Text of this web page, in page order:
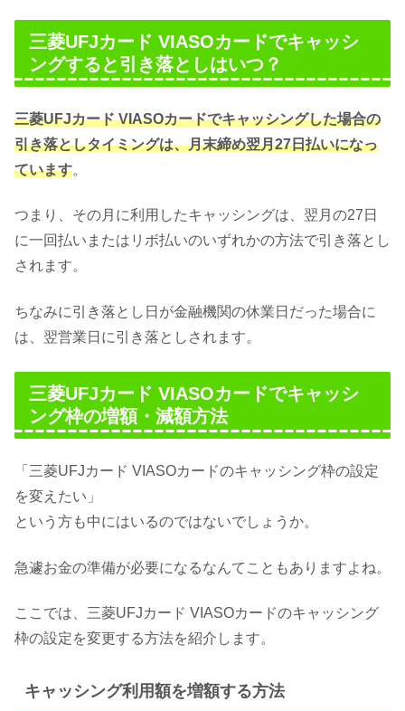
三菱UFJカード VIASOカードでキャッシ
ングすると引き落としはいつ？
三菱UFJカード VIASOカードでキャッシングした場合の
引き落としタイミングは、月末締め翌月27日払いになっ
ています。
つまり、その月に利用したキャッシングは、翌月の27日
に一回払いまたはリボ払いのいずれかの方法で引き落とし
されます。
ちなみに引き落とし日が金融機関の休業日だった場合に
は、翌営業日に引き落としされます。
三菱UFJカード VIASOカードでキャッシ
ング枠の増額・減額方法
「三菱UFJカード VIASOカードのキャッシング枠の設定
を変えたい」
という方も中にはいるのではないでしょうか。
急遽お金の準備が必要になるなんてこともありますよね。
ここでは、三菱UFJカード VIASOカードのキャッシング
枠の設定を変更する方法を紹介します。
キャッシング利用額を増額する方法